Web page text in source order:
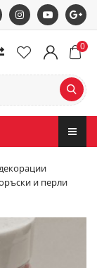
0
и перли